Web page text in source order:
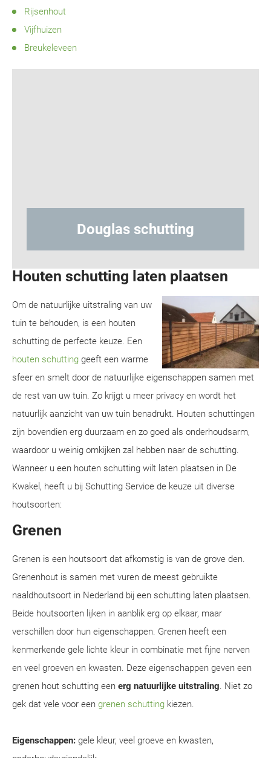
Rijsenhout
Vijfhuizen
Breukeleveen
Hout-betonschutting
Houten schutting laten plaatsen
Om de natuurlijke uitstraling van uw
tuin te behouden, is een houten
schutting de perfecte keuze. Een
houten schutting geeft een warme
sfeer en smelt door de natuurlijke eigenschappen samen met
de rest van uw tuin. Zo krijgt u meer privacy en wordt het
natuurlijk aanzicht van uw tuin benadrukt. Houten schuttingen
zijn bovendien erg duurzaam en zo goed als onderhoudsarm,
waardoor u weinig omkijken zal hebben naar de schutting.
Wanneer u een houten schutting wilt laten plaatsen in De
Kwakel, heeft u bij Schutting Service de keuze uit diverse
houtsoorten:
Grenen
Grenen is een houtsoort dat afkomstig is van de grove den.
Grenenhout is samen met vuren de meest gebruikte
naaldhoutsoort in Nederland bij een schutting laten plaatsen.
Beide houtsoorten lijken in aanblik erg op elkaar, maar
verschillen door hun eigenschappen. Grenen heeft een
kenmerkende gele lichte kleur in combinatie met fijne nerven
en veel groeven en kwasten. Deze eigenschappen geven een
grenen hout schutting een erg natuurlijke uitstraling. Niet zo
gek dat vele voor een grenen schutting kiezen.
Eigenschappen: gele kleur, veel groeve en kwasten,